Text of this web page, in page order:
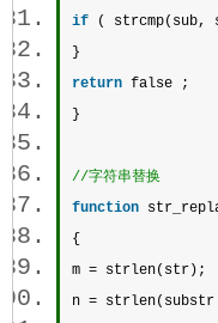
if ( strcmp(sub,
}
return false ;
}
//字符串替换
function
{
m = strlen(str);
n = strlen( substr